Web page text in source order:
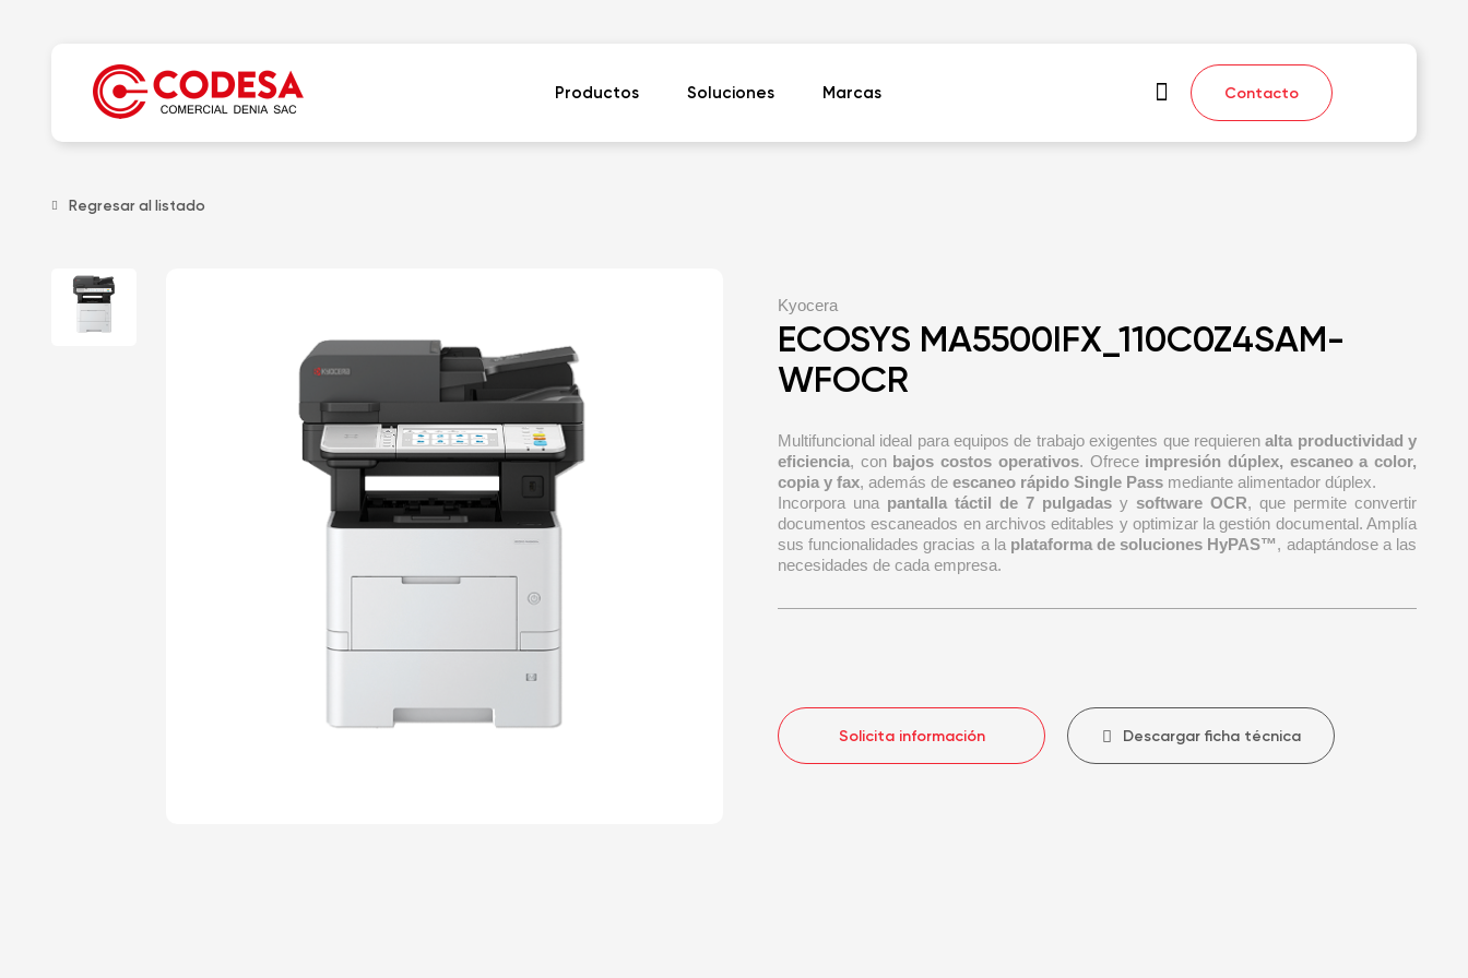
Productos Soluciones Marcas Contacto
Regresar al listado
Kyocera
ECOSYS MA5500IFX_110C0Z4SAM-
WFOCR
Multifuncional ideal para equipos de trabajo exigentes que requierenalta productividad y
eficiencia, con bajos costos operativos. Ofrece impresión dúplex, escaneo a color,
copia y fax, además de escaneo rápido Single Pass mediante alimentador dúplex.
Incorpora una pantalla táctil de 7 pulgadas y software OCR, que permite convertir
documentos escaneados en archivos editables y optimizar la gestión documental. Amplía
sus funcionalidades gracias a la plataforma de soluciones HyPAS™, adaptándose a las
necesidades de cada empresa.
Solicita información Descargar ficha técnica